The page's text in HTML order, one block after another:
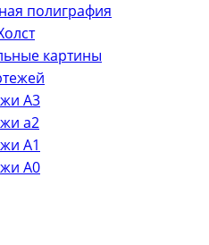
полиграфия
картины
А3
а2
А1
А0